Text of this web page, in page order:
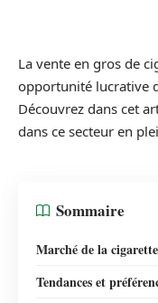
La vente en gros de
opportunité lucrative
Découvrez dans cet
dans ce secteur en
Sommaire
Marché de la
Tendances et